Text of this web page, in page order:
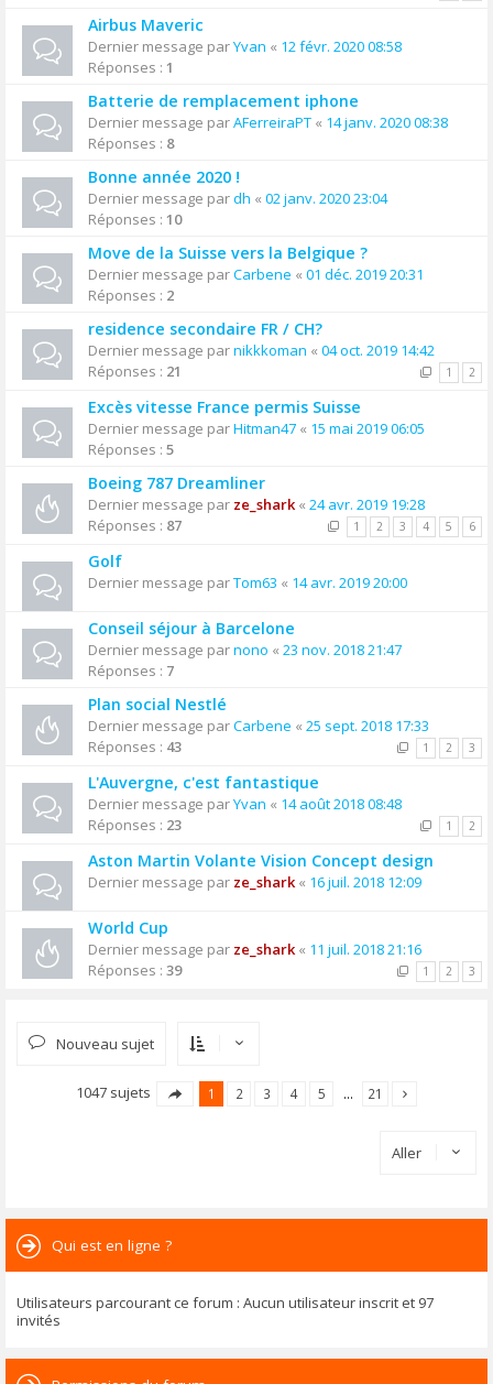
Airbus Maveric
Dernier message parYvan « 12 févr. 2020 08:58
Réponses : 1
Batterie de remplacement iphone
Dernier message parAFerreiraPT « 14 janv. 2020 08:38
Réponses : 8
Bonne année 2020 !
Dernier message pardh « 02 janv. 2020 23:04
Réponses : 10
Move de la Suisse vers la Belgique ?
Dernier message parCarbene « 01 déc. 2019 20:31
Réponses : 2
residence secondaire FR / CH?
Dernier message parnikkkoman « 04 oct. 2019 14:42
Réponses : 21 1 2
Excès vitesse France permis Suisse
Dernier message parHitman47 « 15 mai 2019 06:05
Réponses : 5
Boeing 787 Dreamliner
Dernier message par ze_shark« 24 avr. 2019 19:28
Réponses : 87 1 2 3 4 5 6
Golf
Dernier message parTom63 « 14 avr. 2019 20:00
Conseil séjour à Barcelone
Dernier message parnono « 23 nov. 2018 21:47
Réponses : 7
Plan social Nestlé
Dernier message parCarbene « 25 sept. 2018 17:33
Réponses : 43 1 2 3
L'Auvergne, c'est fantastique
Dernier message parYvan « 14 août 2018 08:48
Réponses : 23 1 2
Aston Martin Volante Vision Concept design
Dernier message par ze_shark« 16 juil. 2018 12:09
World Cup
Dernier message par ze_shark« 11 juil. 2018 21:16
Réponses : 39 1 2 3
Nouveau sujet
1047 sujets 1 2 3 4 5 … 21
Aller
Qui est en ligne ?
Utilisateurs parcourant ce forum : Aucun utilisateur inscrit et 97
invités